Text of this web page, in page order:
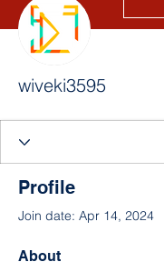
wiveki3595
Profile
Join date: Apr 14, 2024
About